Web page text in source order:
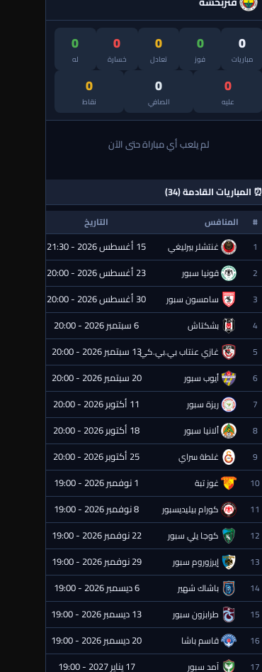
0
مباريات
0
فوز
0
تعادل
0
خسارة
0
له
0
عليه
0
الصافي
0
نقاط
لم يلعب أي مباراة حتى الآن
⏰ المباريات القادمة (34)
# المنافس التاريخ
1
غنتشلر بيرليغي 15 أغسطس 2026 - 21:30
2 قونيا سبور 23 أغسطس 2026 - 20:00
3 سامسون سبور 30 أغسطس 2026 - 20:00
4 بشكتاش 6 سبتمبر 2026 - 20:00
5 غازي عنتاب بي.بي.كي.13 سبتمبر 2026 - 20:00
6 أيوب سبور 20 سبتمبر 2026 - 20:00
7 ريزة سبور 11 أكتوبر 2026 - 20:00
8 ألانيا سبور 18 أكتوبر 2026 - 20:00
9 غلطة سراي 25 أكتوبر 2026 - 20:00
10 غوز تبة 1 نوفمبر 2026 - 19:00
11 كورام بيليديسبور 8 نوفمبر 2026 - 19:00
12 كوجا يلي سبور 22 نوفمبر 2026 - 19:00
13 إيرزوروم سبور 29 نوفمبر 2026 - 19:00
14 باشاك شهير 6 ديسمبر 2026 - 19:00
15 طرابزون سبور 13 ديسمبر 2026 - 19:00
16 قاسم باشا 20 ديسمبر 2026 - 19:00
17 آمد سبور 17 يناير 2027 - 19:00